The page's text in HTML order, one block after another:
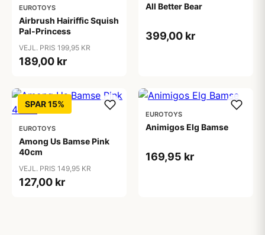
EUROTOYS
Airbrush Hairiffic Squish
Pal-Princess
VEJL. PRIS 199,95 KR
189,00 kr
All Better Bear
399,00 kr
SPAR 15%
EUROTOYS
Among Us Bamse Pink
40cm
VEJL. PRIS 149,95 KR
127,00 kr
EUROTOYS
Animigos Elg Bamse
169,95 kr